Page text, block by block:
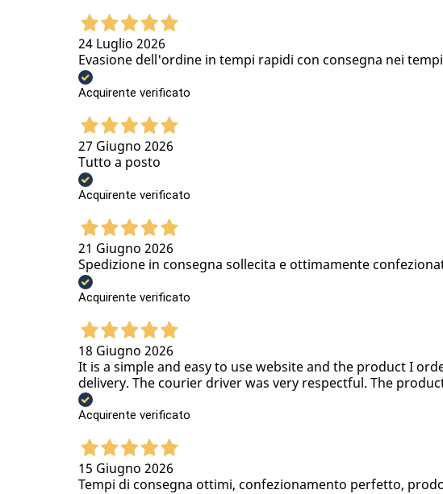
24 Luglio 2026
Evasione dell'ordine in tempi rapidi con consegna nei
Acquirente verificato
27 Giugno 2026
Tutto a posto
Acquirente verificato
21 Giugno 2026
Spedizione in consegna sollecita e ottimamente
Acquirente verificato
18 Giugno 2026
It is a simple and easy to use website and the product I
delivery. The courier driver was very respectful. The
Acquirente verificato
15 Giugno 2026
Tempi di consegna ottimi, confezionamento perfetto,